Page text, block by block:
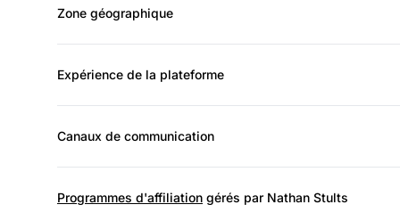
Zone géographique
Expérience de la plateforme
Canaux de communication
Programmes d'affiliation gérés par Nathan Stults